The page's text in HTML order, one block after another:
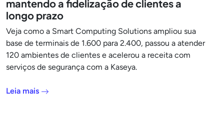
mantendo a fidelização de clientes a
longo prazo
Veja como a Smart Computing Solutions ampliou sua
base de terminais de 1.600 para 2.400, passou a atender
120 ambientes de clientes e acelerou a receita com
serviços de segurança com a Kaseya.
Leia mais